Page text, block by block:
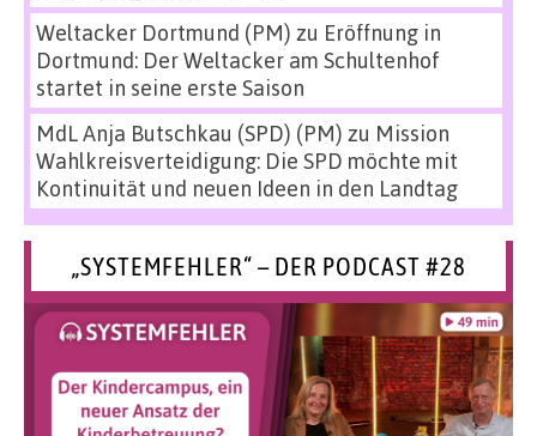
Weltacker Dortmund (PM) zu Eröffnung in
Dortmund: Der Weltacker am Schultenhof
startet in seine erste Saison
MdL Anja Butschkau (SPD) (PM) zu Mission
Wahlkreisverteidigung: Die SPD möchte mit
Kontinuität und neuen Ideen in den Landtag
„SYSTEMFEHLER“ – DER PODCAST #28